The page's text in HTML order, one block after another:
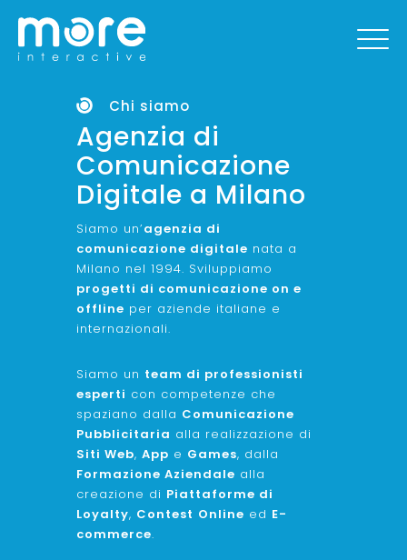
Chi siamo
Agenzia di
Comunicazione
Digitale a Milano
Siamo un’agenzia di
comunicazione digitale nata a
Milano nel 1994. Sviluppiamo
progetti di comunicazione on e
offline per aziende italiane e
internazionali.
Siamo un team di professionisti
esperti con competenze che
spaziano dalla Comunicazione
Pubblicitaria alla realizzazione di
Siti Web, App e Games, dalla
Formazione Aziendale alla
creazione di Piattaforme di
Loyalty, Contest Online ed E-
commerce.